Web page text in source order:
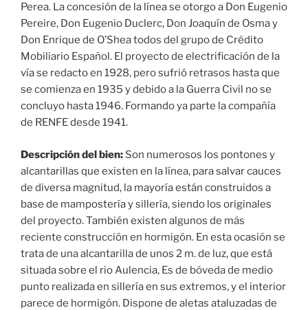
Perea. La concesión de la línea se otorgo a Don Eugenio
Pereire, Don Eugenio Duclerc, Don Joaquín de Osma y
Don Enrique de O’Shea todos del grupo de Crédito
Mobiliario Español. El proyecto de electrificación de la
vía se redacto en 1928, pero sufrió retrasos hasta que
se comienza en 1935 y debido a la Guerra Civil no se
concluyo hasta 1946. Formando ya parte la compañía
de RENFE desde 1941.
Descripción del bien: Son numerosos los pontones y
alcantarillas que existen en la línea, para salvar cauces
de diversa magnitud, la mayoría están construidos a
base de mampostería y sillería, siendo los originales
del proyecto. También existen algunos de más
reciente construcción en hormigón. En esta ocasión se
trata de una alcantarilla de unos 2 m. de luz, que está
situada sobre el rio Aulencia, Es de bóveda de medio
punto realizada en sillería en sus extremos, y el interior
parece de hormigón. Dispone de aletas ataluzadas de